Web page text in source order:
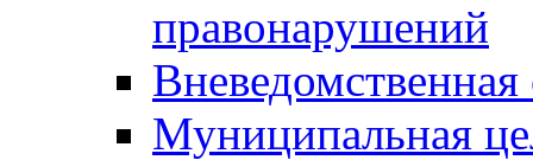
правонарушений
Вневедомственная
Муниципальная